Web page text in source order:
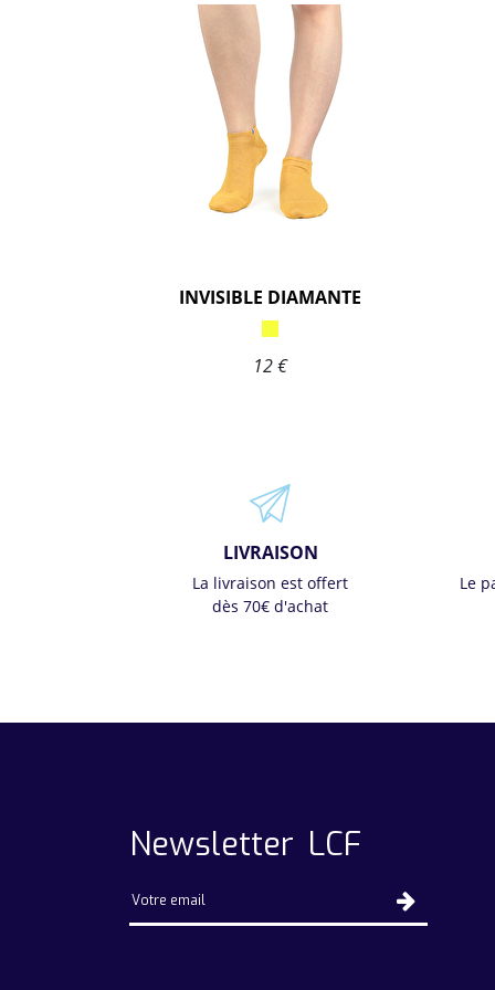
INVISIBLE DIAMANTE
12 €
LIVRAISON
La livraison est offert
dès 70€ d'achat
Le
Newsletter LCF